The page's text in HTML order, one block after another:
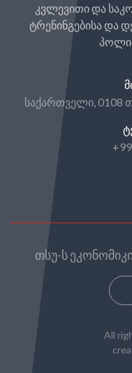
კვლევითი და
ტრენინგებისა და
საქართველი, 0108
თსუ-ს
All